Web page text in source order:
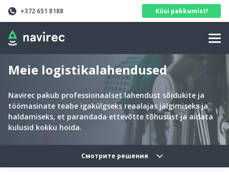
Navirec
Header
+372 651 8188 Küsi pakkumist!
Navigation
Meie logistikalahendused
Navirec pakub professionaalset lahendust sõidukite ja
töömasinate teabe igakülgseks reaalajas jälgimiseks ja
haldamiseks, et parandada ettevõtte tõhusust ja aidata
kulusid kokku hoida.
Solutions categories
Смотрите решения